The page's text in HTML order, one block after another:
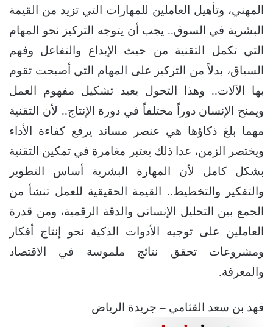
المهني، وتأهيل العاملين للمهارات التي تزيد من القيمة
البشرية في السوق.. يجب أن يتوجه التركيز نحو المهام
التي تكمل التقنية من حيث الإبداع والتفاعل وفهم
السياق، بدلاً من التركيز على المهام التي أصبحت تقوم
بها الآلات.. وهذا التحول يعيد تشكيل مفهوم العمل
ويمنح الإنسان دوراً مختلفاً في دورة الإنتاج.. لأن التقنية
مهما بلغ ذكاؤها هي عنصر مساند يرفع كفاءة الأداء
ويختصر الزمن، عدا ذلك يعتبر مغامرة في تمكين التقنية
بشكل كامل لأن المهارة البشرية أساس التطوير
والتفكير والتخطيط.. القيمة الحقيقية للعمل تنشأ من
الجمع بين التحليل الإنساني والدقة الرقمية، ومن قدرة
العاملين على توجيه الأدوات الذكية نحو إنتاج أفكار
ومشروعات تحقق نتائج ملموسة في الاقتصاد
والمعرفة.
فهد بن سعد القثامي – جريدة الرياض